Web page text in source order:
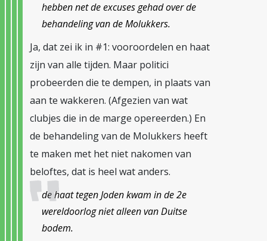
hebben net de excuses gehad over de
behandeling van de Molukkers.
Ja, dat zei ik in #1: vooroordelen en haat
zijn van alle tijden. Maar politici
probeerden die te dempen, in plaats van
aan te wakkeren. (Afgezien van wat
clubjes die in de marge opereerden.) En
de behandeling van de Molukkers heeft
te maken met het niet nakomen van
beloftes, dat is heel wat anders.
de haat tegen Joden kwam in de 2e
wereldoorlog niet alleen van Duitse
bodem.